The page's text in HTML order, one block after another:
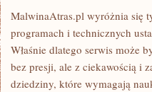
MalwinaAtras.pl wyróżnia się
programach i technicznych
Właśnie dlatego serwis może
bez presji, ale z ciekawością i
dziedziny, które wymagają